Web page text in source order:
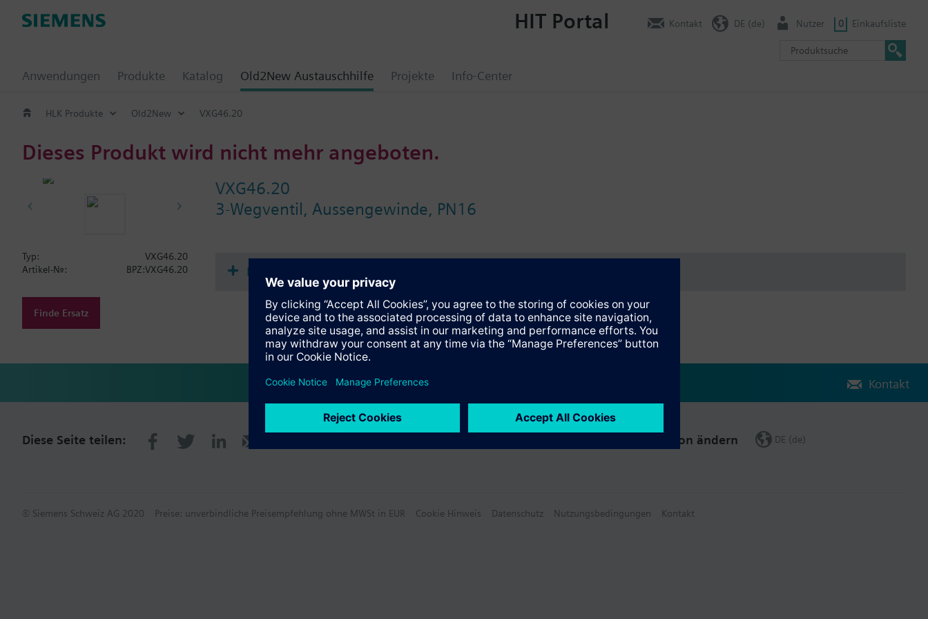
Anwendungen Produkte Katalog Old2New Austauschhilfe Projekte Info-Center
HIT Portal Kontakt DE (de) Nutzer 0 Einkaufsliste
HLK Produkte Old2New VXG46.20
Dieses Produkt wird nicht mehr angeboten.
VXG46.20
3-Wegventil, Aussengewinde, PN16
Typ:
VXG46.20
Artikel-Nr.:
BPZ:VXG46.20
Finde Ersatz
Dokumente
Kontakt
Diese Seite teilen: Region ändern DE (de)
© Siemens Schweiz AG 2020 Preise: unverbindliche Preisempfehlung ohne MWSt in EUR Cookie Hinweis Datenschutz Nutzungsbedingungen Kontakt